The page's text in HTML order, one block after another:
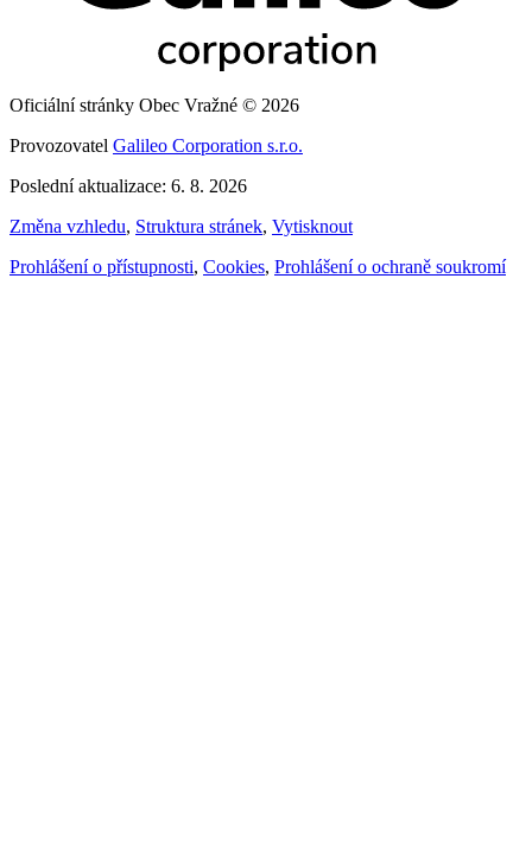
Oficiální stránky Obec Vražné © 2026
Provozovatel Galileo Corporation s.r.o.
Poslední aktualizace: 6. 8. 2026
Změna vzhledu, Struktura stránek, Vytisknout
Prohlášení o přístupnosti, Cookies, Prohlášení o ochraně soukromí